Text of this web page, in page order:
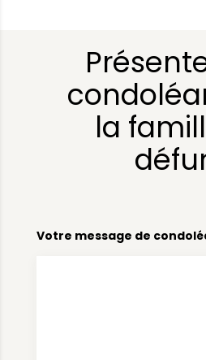
la
Votre message de